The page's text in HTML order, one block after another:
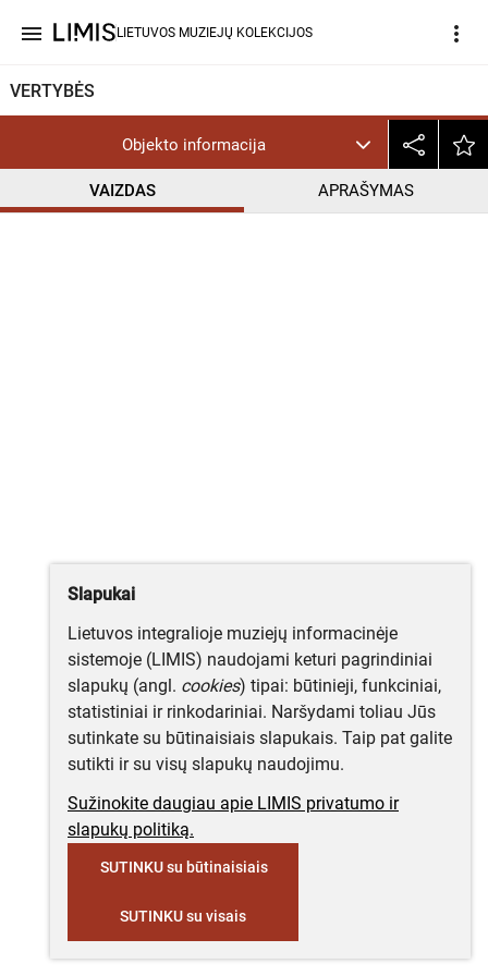
menu LIETUVOS MUZIEJŲ KOLEKCIJOS more_vert
VERTYBĖS
Objekto informacija
VAIZDAS APRAŠYMAS
Slapukai
Lietuvos integralioje muziejų informacinėje
sistemoje (LIMIS) naudojami keturi pagrindiniai
slapukų (angl. cookies) tipai: būtinieji, funkciniai,
statistiniai ir rinkodariniai. Naršydami toliau Jūs
sutinkate su būtinaisiais slapukais. Taip pat galite
sutikti ir su visų slapukų naudojimu.
Sužinokite daugiau apie LIMIS privatumo ir
slapukų politiką.
SUTINKU su būtinaisiais
SUTINKU su visais